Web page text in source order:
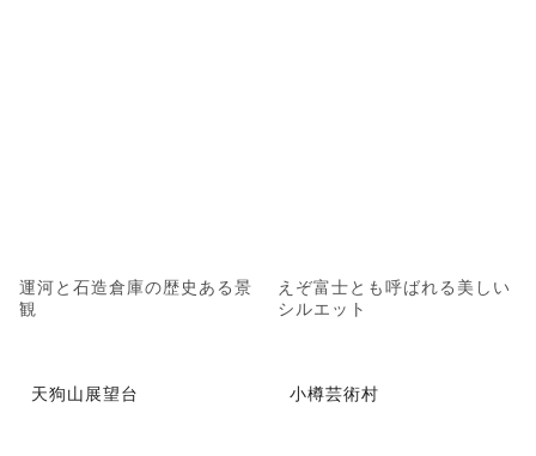
運河と石造倉庫の歴史ある景
観
えぞ富士とも呼ばれる美しい
シルエット
天狗山展望台 小樽芸術村